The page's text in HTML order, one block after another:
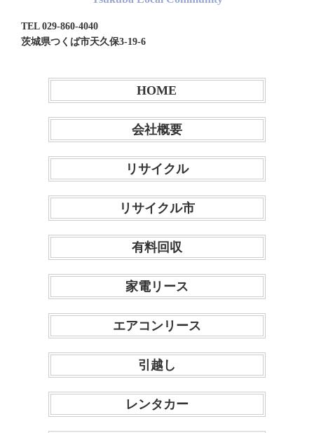
TEL 029-860-4040
茨城県つくば市天久保3-19-6
HOME
会社概要
リサイクル
リサイクル市
有料回収
家電リース
エアコンリース
引越し
レンタカー